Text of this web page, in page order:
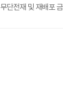
단전재 및 재배포